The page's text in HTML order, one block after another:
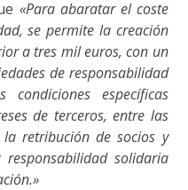
«Para abaratar el coste
se permite la creación
a tres mil euros, con un
de responsabilidad
condiciones específicas
de terceros, entre las
retribución de socios y
solidaria